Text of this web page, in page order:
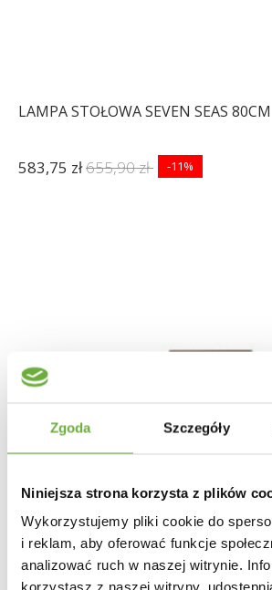
Zgoda Szczegóły
Niniejsza strona korzysta z plików
Wykorzystujemy pliki cookie do
i reklam, aby oferować funkcje
analizować ruch w naszej witrynie.
korzystasz z naszej witryny,
LAMPA STOŁOWA SEVEN SEAS 80CM
583,75 zł655,90 zł -11%